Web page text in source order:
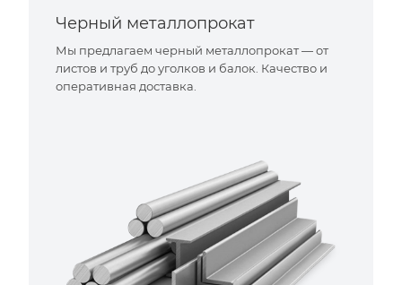
Черный металлопрокат
Мы предлагаем черный металлопрокат — от
листов и труб до уголков и балок. Качество и
оперативная доставка.